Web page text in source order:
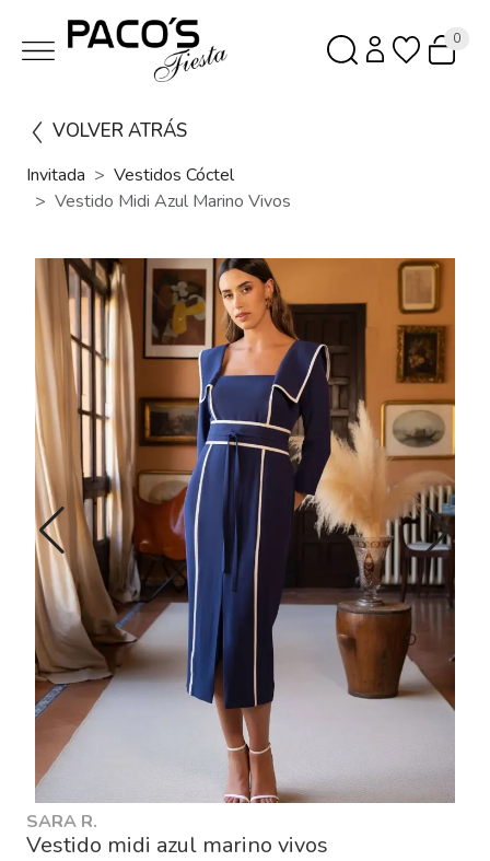
0
VOLVER ATRÁS
Invitada
Vestidos Cóctel
Vestido Midi Azul Marino Vivos
SARA R.
Vestido midi azul marino vivos